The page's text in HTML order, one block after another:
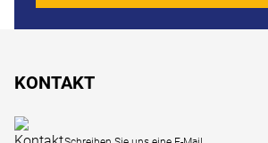
KONTAKT